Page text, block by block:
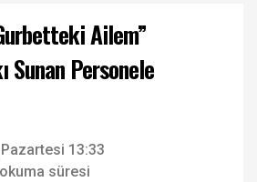
Ailem”
Sunan Personele
13:33
okuma süresi